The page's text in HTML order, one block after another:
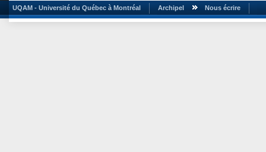
UQAM - Université du Québec à Montréal Archipel Nous écrire